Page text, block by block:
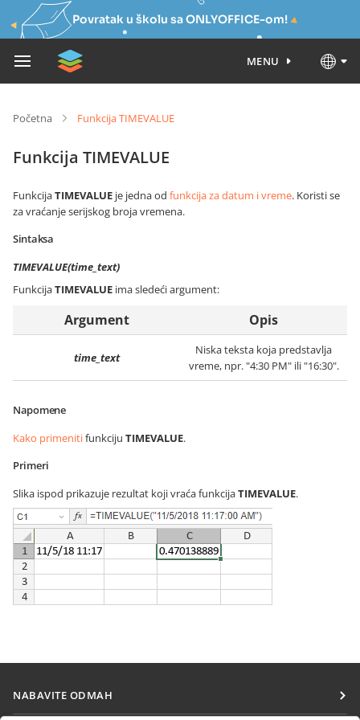
Povratak u školu sa ONLYOFFICE-om!
MENU
Početna Funkcija TIMEVALUE
Funkcija TIMEVALUE
FunkcijaTIMEVALUE je jedna od funkcija za datum i vreme. Koristi se
za vraćanje serijskog broja vremena.
Sintaksa
TIMEVALUE(time_text)
FunkcijaTIMEVALUE ima sledeći argument:
Argument Opis
time_text
Niska teksta koja predstavlja
vreme, npr. "4:30 PM" ili "16:30".
Napomene
Kako primenitifunkciju TIMEVALUE.
Primeri
Slika ispod prikazuje rezultat koji vraća funkcijaTIMEVALUE.
NABAVITE ODMAH